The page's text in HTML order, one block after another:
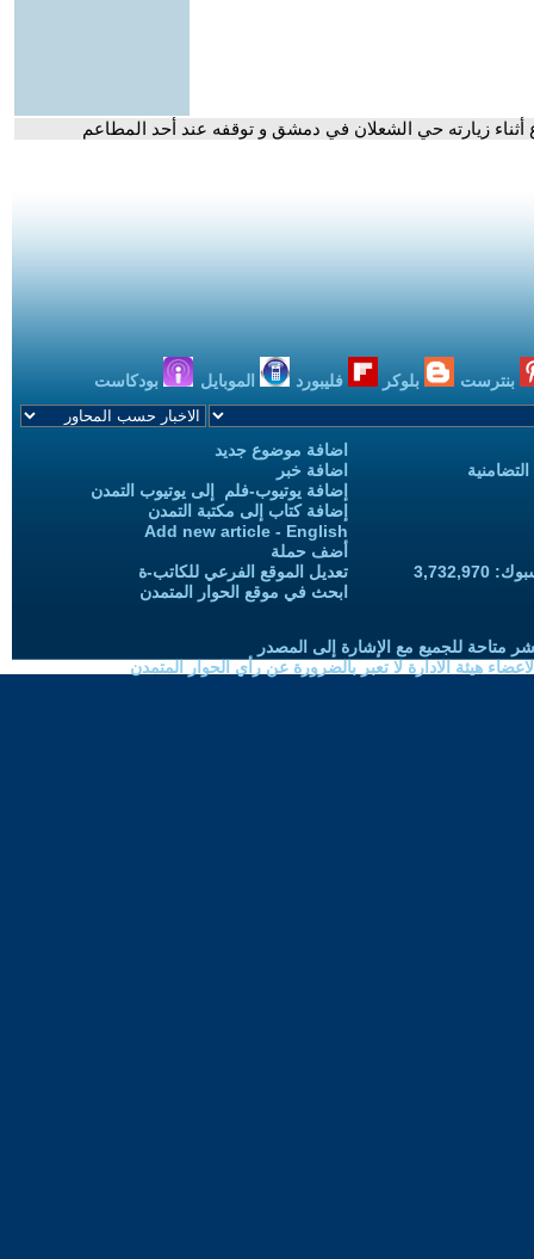
زيارته حي الشعلان في دمشق و توقفه عند أحد المطاعم
بنترست بلوكر فليبورد الموبايل بودكاست
اضافة موضوع جديد
اضافة خبر
إضافة يوتيوب-فلم إلى يوتيوب التمدن
إضافة كتاب إلى مكتبة التمدن
Add new article - English
أضف حملة
تعديل الموقع الفرعي للكاتب-ة
ابحث في موقع الحوار المتمدن
متاحة للجميع مع الإشارة إلى المصدر
هيئة الادارة لا تعبر بالضرورة عن رأي الحوار المتمدن